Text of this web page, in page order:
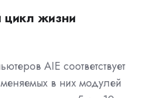
жизни
AIE соответствует
в них модулей